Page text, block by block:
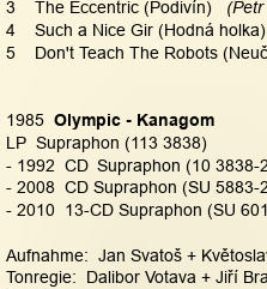
3    The Eccentric (Podivín)
4    Such a Nice Gir (Hodná
5    Don't Teach The Robots
1985 Olympic - Kanagom
LP  Supraphon (113 3838)
- 1992  CD Supraphon (10 3838-
- 2008  CD Supraphon (SU 5883-
- 2010  13-CD Supraphon (SU
Aufnahme:  Jan Svatoš +
Tonregie:  Dalibor Votava + Jiří